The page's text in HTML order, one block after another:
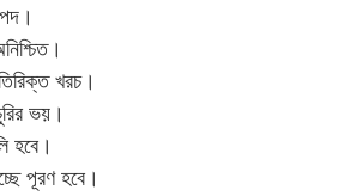
খরচ।
ভয়।
হবে।
পূরণ হবে।‌